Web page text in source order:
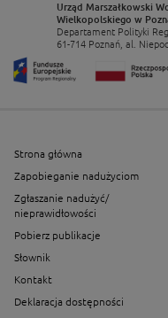
Urząd Marszałkowski
Wielkopolskiego w
Departament Polityki
61-714 Poznań, al.
Strona główna
Zapobieganie nadużyciom
Zgłaszanie nadużyć/
nieprawidłowości
Pobierz publikacje
Słownik
Kontakt
Deklaracja dostępności